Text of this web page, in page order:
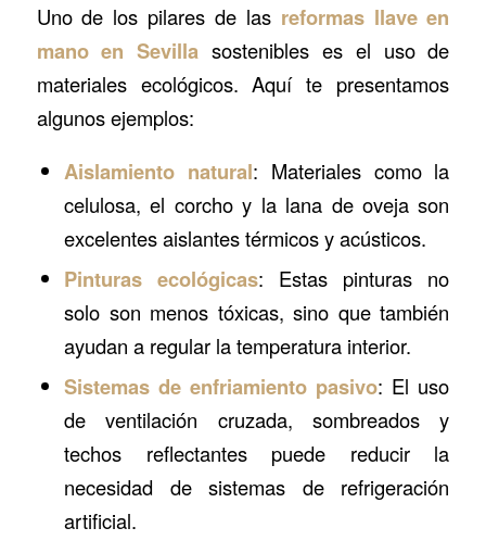
Uno de los pilares de las reformas llave en
mano en Sevilla sostenibles es el uso de
materiales ecológicos. Aquí te presentamos
algunos ejemplos:
Aislamiento natural: Materiales como la
celulosa, el corcho y la lana de oveja son
excelentes aislantes térmicos y acústicos.
Pinturas ecológicas: Estas pinturas no
solo son menos tóxicas, sino que también
ayudan a regular la temperatura interior.
Sistemas de enfriamiento pasivo: El uso
de ventilación cruzada, sombreados y
techos reflectantes puede reducir la
necesidad de sistemas de refrigeración
artificial.